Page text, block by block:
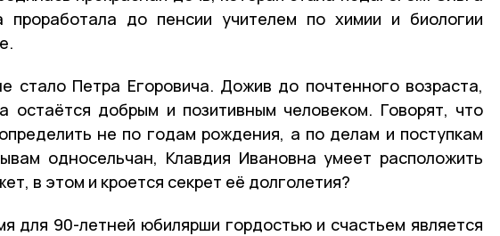
проработала до пенсии учителем по химии и биологии
стало Петра Егоровича. Дожив до почтенного возраста,
остаётся добрым и позитивным человеком. Говорят, что
не по годам рождения, а по делам и поступкам
односельчан, Клавдия Ивановна умеет расположить
в этом и кроется секрет её долголетия?
для 90-летней юбилярши гордостью и счастьем является